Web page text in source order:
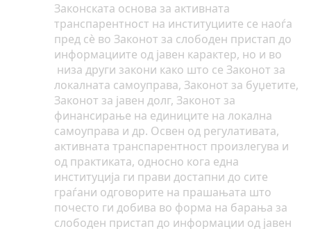
Законската основа за активната
транспарентност на институциите се наоѓа
пред сè во Законот за слободен пристап до
информациите од јавен карактер, но и во
низа други закони како што се Законот за
локалната самоуправа, Законот за буџетите,
Законот за јавен долг, Законот за
финансирање на единиците на локална
самоуправа и др. Освен од регулативата,
активната транспарентност произлегува и
од практиката, односно кога една
институција ги прави достапни до сите
граѓани одговорите на прашањата што
почесто ги добива во форма на барања за
слободен пристап до информации од јавен